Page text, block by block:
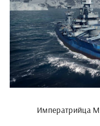
Императрийца